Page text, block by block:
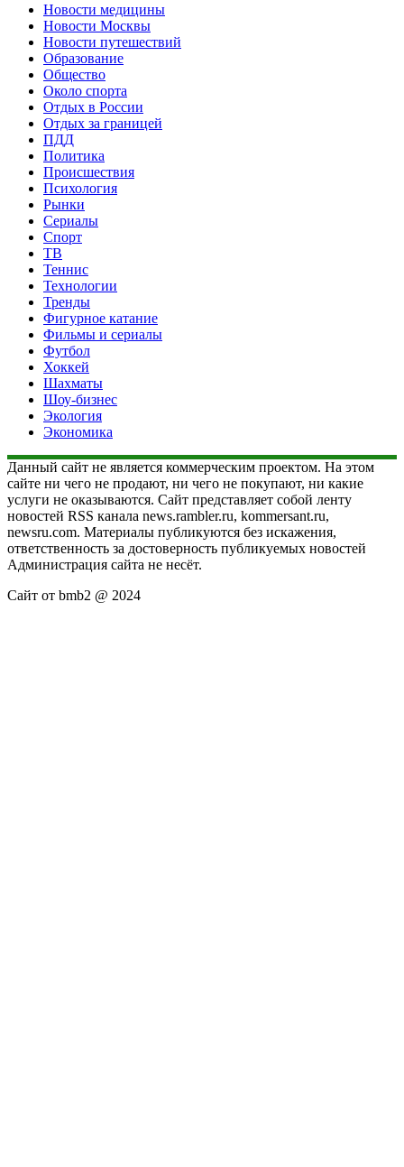
Новости медицины
Новости Москвы
Новости путешествий
Образование
Общество
Около спорта
Отдых в России
Отдых за границей
ПДД
Политика
Происшествия
Психология
Рынки
Сериалы
Спорт
ТВ
Теннис
Технологии
Тренды
Фигурное катание
Фильмы и сериалы
Футбол
Хоккей
Шахматы
Шоу-бизнес
Экология
Экономика
Данный сайт не является коммерческим проектом. На этом
сайте ни чего не продают, ни чего не покупают, ни какие
услуги не оказываются. Сайт представляет собой ленту
новостей RSS канала news.rambler.ru, kommersant.ru,
newsru.com. Материалы публикуются без искажения,
ответственность за достоверность публикуемых новостей
Администрация сайта не несёт.
Сайт от bmb2 @ 2024